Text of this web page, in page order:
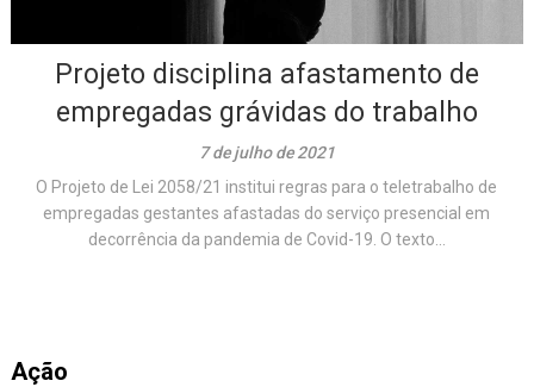
Projeto disciplina afastamento de
empregadas grávidas do trabalho
7 de julho de 2021
O Projeto de Lei 2058/21 institui regras para o teletrabalho de
empregadas gestantes afastadas do serviço presencial em
decorrência da pandemia de Covid-19. O texto...
Ação